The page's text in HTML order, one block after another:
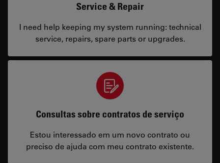
Service & Repair
I need help keeping my system running: technical
service, repairs, spare parts or upgrades.
Consultas sobre contratos de serviço
Estou interessado em um novo contrato ou
preciso de ajuda com meu contrato existente.